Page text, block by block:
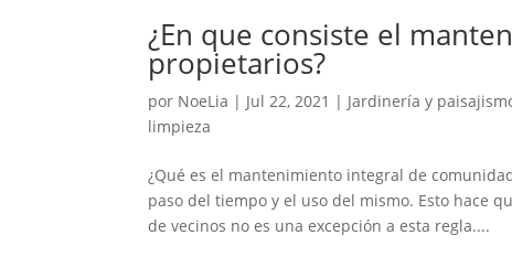
¿En que consiste el
propietarios?
por NoeLia | Jul 22, 2021 | Jardinería y
limpieza
¿Qué es el mantenimiento integral de
paso del tiempo y el uso del mismo. Esto hace
de vecinos no es una excepción a esta regla....